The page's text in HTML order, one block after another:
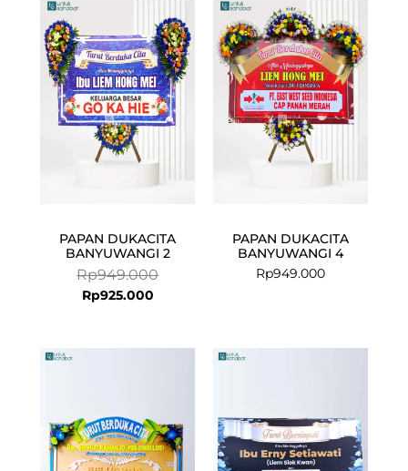
PAPAN DUKACITA
BANYUWANGI 2
Rp949.000
price
was:
Rp949.000.
Rp925.000
price
is:
Rp925.000.
PAPAN DUKACITA
BANYUWANGI 4
Rp949.000